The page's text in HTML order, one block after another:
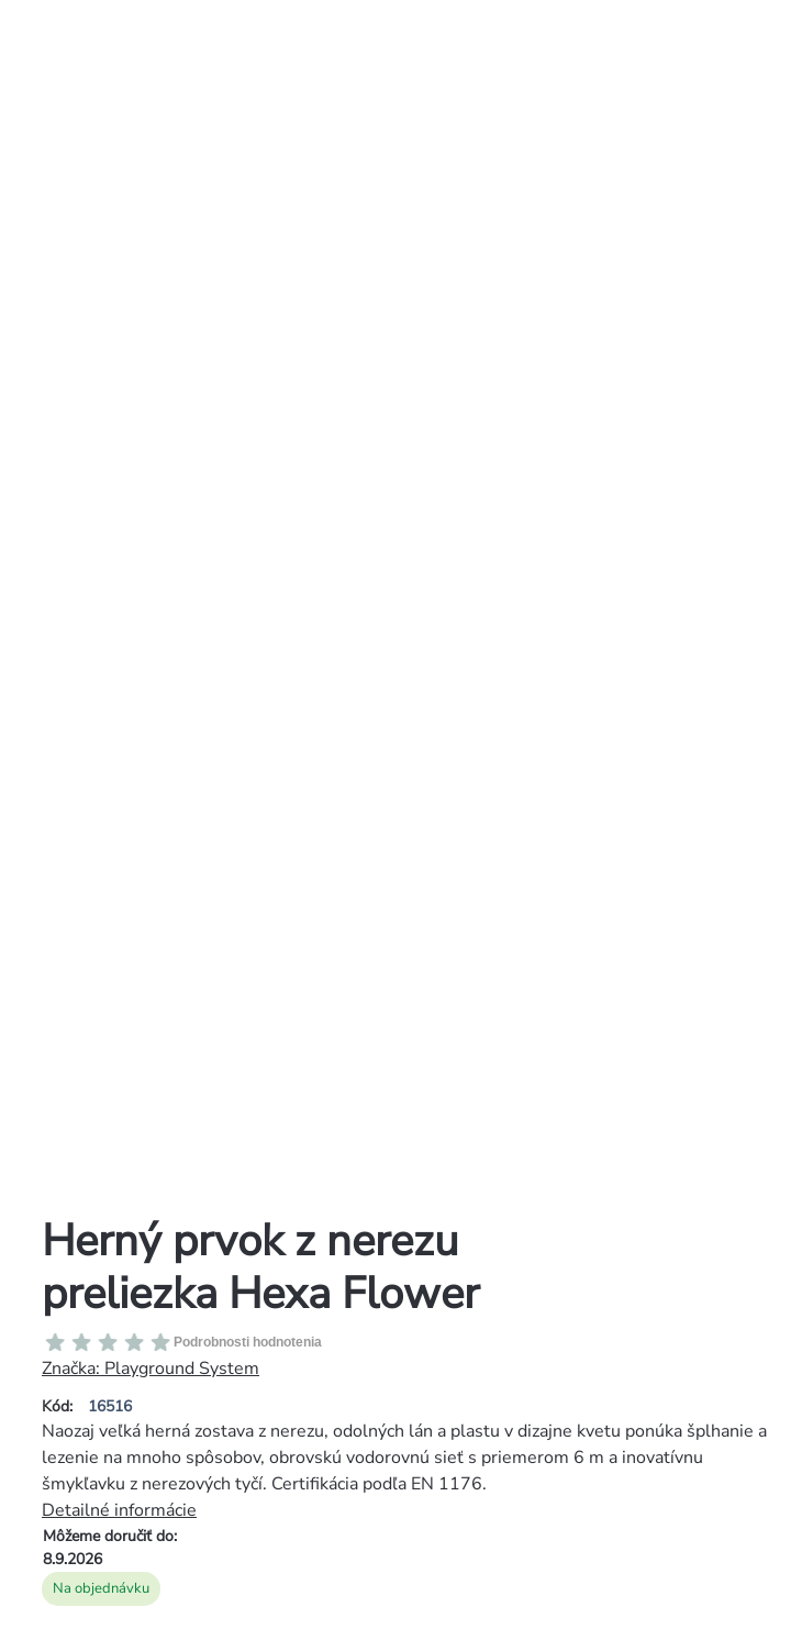
Herný prvok z nerezu
preliezka Hexa Flower
Kód: 16516
Priemerné
hodnotenie
produktu
je
0,0
z
5
hviezdičiek.
Podrobnosti hodnotenia
Značka: Playground System
Na objednávku
Môžeme doručiť do:
8.9.2026
Naozaj veľká herná zostava z nerezu, odolných lán a plastu v dizajne kvetu ponúka šplhanie a
lezenie na mnoho spôsobov, obrovskú vodorovnú sieť s priemerom 6 m a inovatívnu
šmykľavku z nerezových tyčí. Certifikácia podľa EN 1176.
Detailné informácie